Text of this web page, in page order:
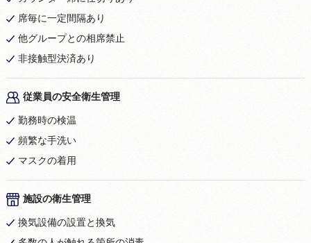
席毎に一定間隔あり
他グループとの相席禁止
非接触型決済あり
従業員の安全衛生管理
勤務時の検温
頻繁な手洗い
マスクの着用
施設の衛生管理
換気設備の設置と換気